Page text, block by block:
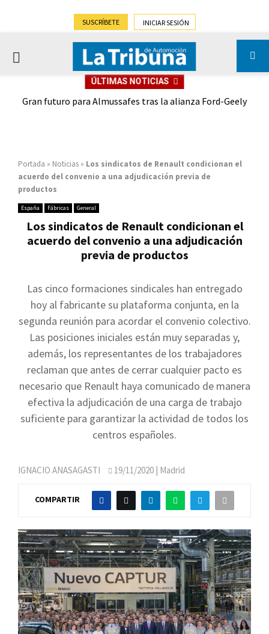
SUSCRÍBETE INICIAR SESIÓN
PRIMARY
ÚLTIMAS NOTICIAS
Gran futuro para Almussafes tras la alianza Ford-Geely
Portada » Noticias » Los sindicatos de Renault condicionan el
acuerdo del convenio a una adjudicación previa de
productos
España Fábricas General
Los sindicatos de Renault condicionan el
acuerdo del convenio a una adjudicación
previa de productos
Las cinco formaciones sindicales han entregado
hoy al fabricante su plataforma conjunta, en la
segunda reunión para acordar el convenio colectivo.
Las posiciones iniciales están muy separadas y,
además, los representantes de los trabajadores
reclaman que antes de cerrar cualquier pacto es
necesario que Renault haya comunicado de manera
efectiva la adjudicación de una carga de trabajo
suficiente para garantizar la actividad de todos los
centros españoles.
IGNACIO ANASAGASTI 19/11/2020 | Madrid
COMPARTIR